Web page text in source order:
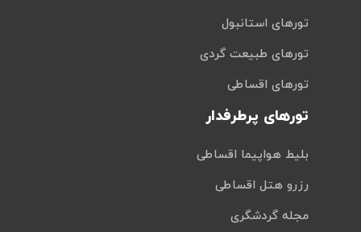
تورهای استانبول
تورهای طبیعت گردی
تورهای اقساطی
تورهای پرطرفدار
بلیط هواپیما اقساطی
رزرو هتل اقساطی
مجله گردشگری